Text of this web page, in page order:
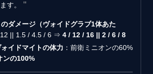
す。
ダメージ（ヴォイドグラブ1体あた
12 || 1.5 / 4.5 / 6 ⇒ 4 / 12 / 16 || 2 / 6 / 8
イドマイトの体力 ：前衛ミニオンの60%
ンの100%